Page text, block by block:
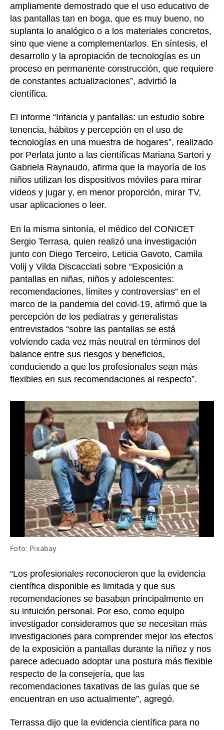
ampliamente demostrado que el uso educativo de
las pantallas tan en boga, que es muy bueno, no
suplanta lo analógico o a los materiales concretos,
sino que viene a complementarlos. En síntesis, el
desarrollo y la apropiación de tecnologías es un
proceso en permanente construcción, que requiere
de constantes actualizaciones”, advirtió la
científica.
El informe “Infancia y pantallas: un estudio sobre
tenencia, hábitos y percepción en el uso de
tecnologías en una muestra de hogares”, realizado
por Perlata junto a las científicas Mariana Sartori y
Gabriela Raynaudo, afirma que la mayoría de los
niños utilizan los dispositivos móviles para mirar
videos y jugar y, en menor proporción, mirar TV,
usar aplicaciones o leer.
En la misma sintonía, el médico del CONICET
Sergio Terrasa, quien realizó una investigación
junto con Diego Terceiro, Leticia Gavoto, Camila
Volij y Vilda Discacciati sobre “Exposición a
pantallas en niñas, niños y adolescentes:
recomendaciones, límites y controversias” en el
marco de la pandemia del covid-19, afirmó que la
percepción de los pediatras y generalistas
entrevistados “sobre las pantallas se está
volviendo cada vez más neutral en términos del
balance entre sus riesgos y beneficios,
conduciendo a que los profesionales sean más
flexibles en sus recomendaciones al respecto”.
Foto: Pixabay
“Los profesionales reconocieron que la evidencia
científica disponible es limitada y que sus
recomendaciones se basaban principalmente en
su intuición personal. Por eso, como equipo
investigador consideramos que se necesitan más
investigaciones para comprender mejor los efectos
de la exposición a pantallas durante la niñez y nos
parece adecuado adoptar una postura más flexible
respecto de la consejería, que las
recomendaciones taxativas de las guías que se
encuentran en uso actualmente”, agregó.
Terrassa dijo que la evidencia científica para no